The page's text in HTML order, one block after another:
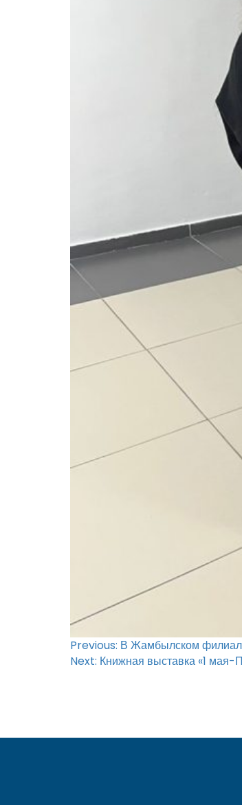
Навигация
по
Previous: В Жамбылском
Next: Книжная выставка «1 мая-